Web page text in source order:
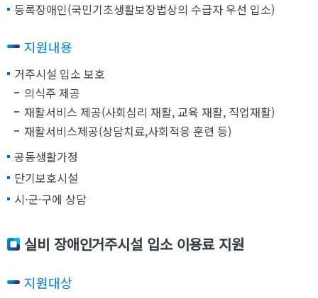
등록장애인(국민기초생활보장법상의 수급자 우선 입소)
지원내용
거주시설 입소 보호
의식주 제공
재활서비스 제공(사회심리 재활, 교육 재활, 직업재활)
재활서비스제공(상담치료,사회적응 훈련 등)
공동생활가정
단기보호시설
시·군·구에 상담
실비 장애인거주시설 입소 이용료 지원
지원대상